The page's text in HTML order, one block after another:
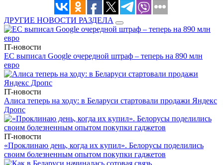
ДРУГИЕ НОВОСТИ РАЗДЕЛА
IT-новости
ЕС выписал Google очередной штраф – теперь на 890 млн
евро
IT-новости
Алиса теперь на ходу: в Беларуси стартовали продажи Яндекс
Дропс
IT-новости
«Проклинаю день, когда их купил». Белорусы поделились
своим болезненным опытом покупки гаджетов